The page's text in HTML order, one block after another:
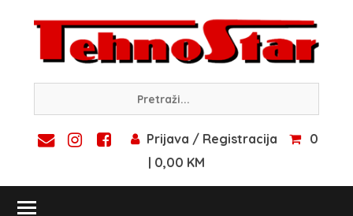
content
Prijava / Registracija
0
| 0,00 KM